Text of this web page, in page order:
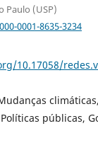
Paulo (USP)
0001-8635-3234
10.17058/
públicas,